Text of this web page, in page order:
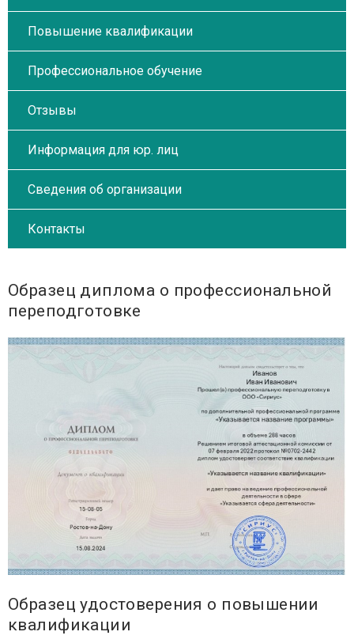
Повышение квалификации
Профессиональное обучение
Отзывы
Информация для юр. лиц
Сведения об организации
Контакты
Образец диплома о профессиональной
переподготовке
Образец удостоверения о повышении
квалификации